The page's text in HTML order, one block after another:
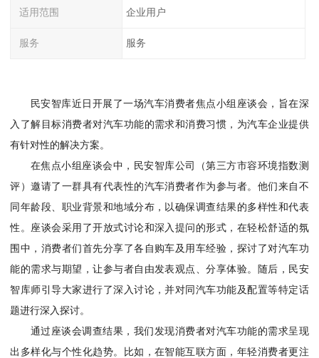
适用范围 企业用户
服务 服务
民安智库近日开展了一场汽车消费者焦点小组座谈会，旨在深
入了解目标消费者对汽车功能的需求和消费习惯，为汽车企业提供
有针对性的解决方案。
在焦点小组座谈会中，民安智库公司（第三方市容环境指数测
评）邀请了一群具有代表性的汽车消费者作为参与者。他们来自不
同年龄段、职业背景和地域分布，以确保调查结果的多样性和代表
性。座谈会采用了开放式讨论和深入提问的形式，在轻松舒适的氛
围中，消费者们首先分享了各自购车及用车经验，探讨了对汽车功
能的需求与期望，让参与者自由发表观点、分享体验。随后，民安
智库师引导大家进行了深入讨论，并对同汽车功能及配置等特定话
题进行深入探讨。
通过座谈会调查结果，我们发现消费者对汽车功能的需求呈现
出多样化与个性化趋势。比如，在智能互联方面，年轻消费者更注